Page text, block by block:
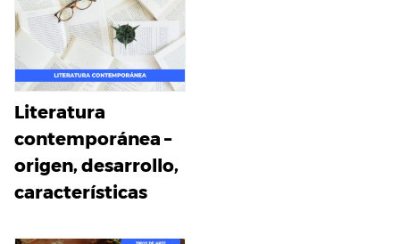
Literatura
contemporánea –
origen, desarrollo,
características